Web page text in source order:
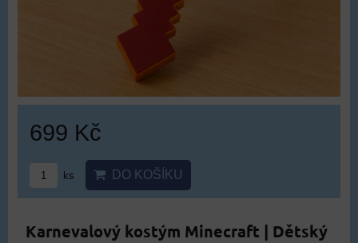
699 Kč
ks DO KOŠÍKU
Karnevalový kostým Minecraft | Dětský